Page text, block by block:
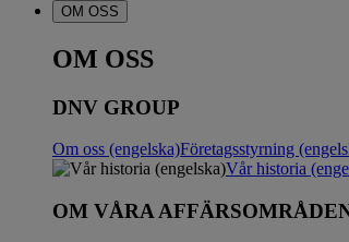
OM OSS
OM OSS
DNV GROUP
Om oss (engelska)Företagsstyrning
Vår historia
OM VÅRA